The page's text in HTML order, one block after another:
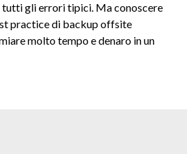
tutti gli errori tipici. Ma conoscere
practice di backup offsite
molto tempo e denaro in un